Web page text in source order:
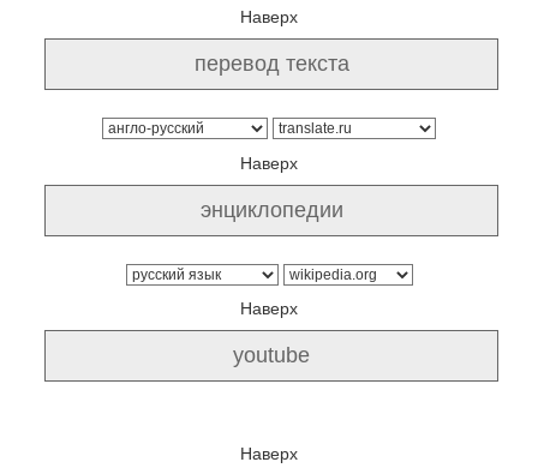
Наверх
Наверх
Наверх
Наверх